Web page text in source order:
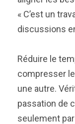
« C’est un
discussions
Réduire le
compresser
une autre.
passation de
seulement